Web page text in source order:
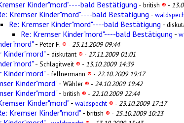
Kinder"mord"----bald Bestätigung - british ® -
Kremser Kinder"mord"----bald Bestätigung -
Re: Kremser Kinder"mord"----bald Bestätigung -
Re: Kremser Kinder"mord"----bald Bestätigung -
- Peter F. ® - 25.11.2009 09:44
Kinder"mord"- diskutant ® - 27.11.2009 01:01
- Schlagitweit ® - 13.10.2009 14:39
Kinder"mord"-fellnermann ® - 22.10.2009 19:17
Kinder"mord"- Wähler® - 24.10.2009 19:42
Kinder"mord"- british ® - 22.10.2009 22:44
Kinder"mord"- waldspecht ® - 23.10.2009 17:17
Kremser Kinder"mord"- british ® - 25.10.2009 10:23